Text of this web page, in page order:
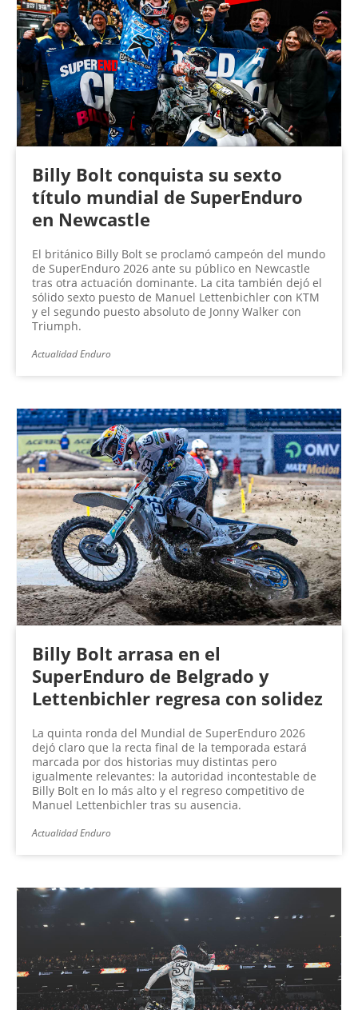
Billy Bolt conquista su sexto
título mundial de SuperEnduro
en Newcastle
El británico Billy Bolt se proclamó campeón del mundo
de SuperEnduro 2026 ante su público en Newcastle
tras otra actuación dominante. La cita también dejó el
sólido sexto puesto de Manuel Lettenbichler con KTM
y el segundo puesto absoluto de Jonny Walker con
Triumph.
Actualidad Enduro
Billy Bolt arrasa en el
SuperEnduro de Belgrado y
Lettenbichler regresa con solidez
La quinta ronda del Mundial de SuperEnduro 2026
dejó claro que la recta final de la temporada estará
marcada por dos historias muy distintas pero
igualmente relevantes: la autoridad incontestable de
Billy Bolt en lo más alto y el regreso competitivo de
Manuel Lettenbichler tras su ausencia.
Actualidad Enduro